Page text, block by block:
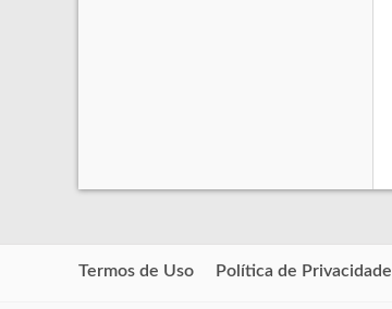
Termos de Uso Política de Privacidade